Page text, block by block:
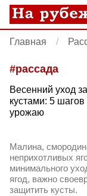
Главная
#рассада
Весенний уход
кустами: 5
урожаю
Малина,
неприхотливых
минимального
ягод, важно
защитить кусты.